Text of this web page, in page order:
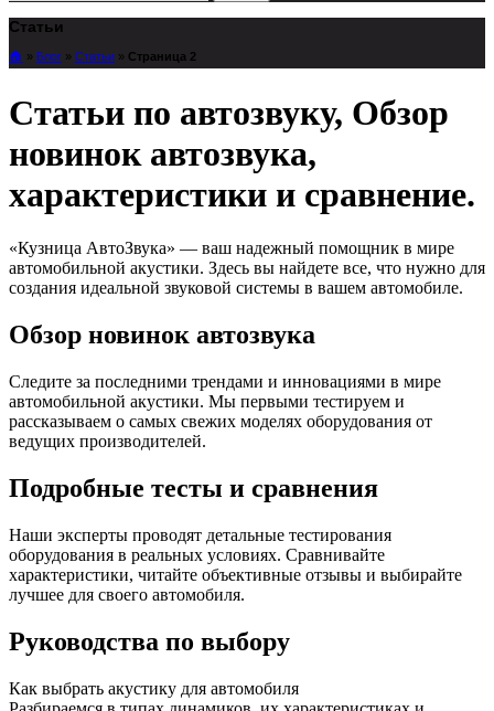
Статьи
🏠︎ » Блог » Статьи » Страница 2
Статьи по автозвуку, Обзор
новинок автозвука,
характеристики и сравнение.
«Кузница АвтоЗвука» — ваш надежный помощник в мире
автомобильной акустики. Здесь вы найдете все, что нужно для
создания идеальной звуковой системы в вашем автомобиле.
Обзор новинок автозвука
Следите за последними трендами и инновациями в мире
автомобильной акустики. Мы первыми тестируем и
рассказываем о самых свежих моделях оборудования от
ведущих производителей.
Подробные тесты и сравнения
Наши эксперты проводят детальные тестирования
оборудования в реальных условиях. Сравнивайте
характеристики, читайте объективные отзывы и выбирайте
лучшее для своего автомобиля.
Руководства по выбору
Как выбрать акустику для автомобиля